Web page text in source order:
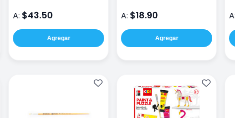
A: $43.50
Agregar
A: $18.90
Agregar
A: